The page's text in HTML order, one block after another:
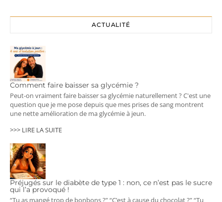
ACTUALITÉ
Comment faire baisser sa glycémie ?
Peut-on vraiment faire baisser sa glycémie naturellement ? C'est une
question que je me pose depuis que mes prises de sang montrent
une nette amélioration de ma glycémie à jeun.
>>> LIRE LA SUITE
Préjugés sur le diabète de type 1 : non, ce n’est pas le sucre
qui l’a provoqué !
“Tu as mangé trop de bonbons ?” “C’est à cause du chocolat ?” “Tu